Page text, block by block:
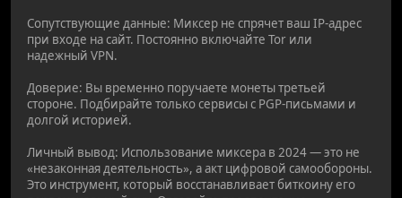
Сопутствующие данные: Миксер не спрячет ваш IP-адрес
при входе на сайт. Постоянно включайте Tor или
надежный VPN.
Доверие: Вы временно поручаете монеты третьей
стороне. Подбирайте только сервисы с PGP-письмами и
долгой историей.
Личный вывод: Использование миксера в 2024 — это не
«незаконная деятельность», а акт цифровой самообороны.
Это инструмент, который восстанавливает биткоину его